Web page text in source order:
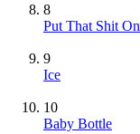
8
Put That Shit On
9
Ice
10
Baby Bottle